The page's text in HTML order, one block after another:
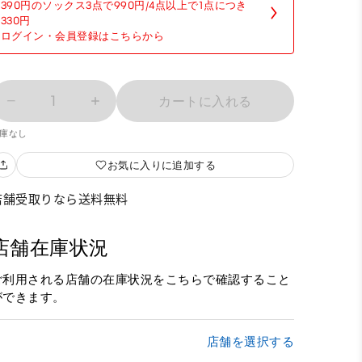
390円のソックス3点で990円/4点以上で1点につき
330円
ログイン・会員登録はこちらから
1 カートに入れる
なし
お気に入りに追加する
舗受取りなら送料無料
舗在庫状況
利用される店舗の在庫状況をこちらで確認すること
きます。
店舗を選択する